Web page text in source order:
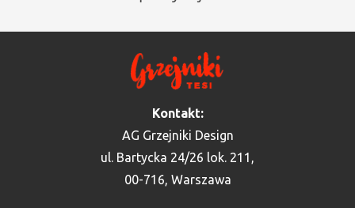
Kontakt:
AG Grzejniki Design
ul. Bartycka 24/26 lok. 211,
00-716, Warszawa